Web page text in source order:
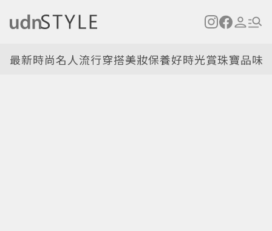
最新時尚名人流行穿搭美妝保養好時光賞珠寶品味